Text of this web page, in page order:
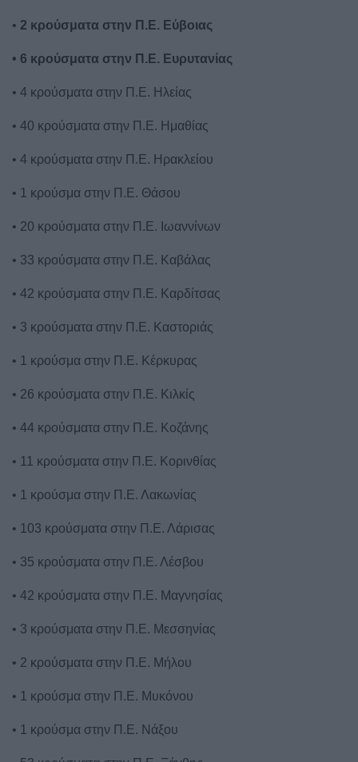
• 2 κρούσματα στην Π.Ε. Εύβοιας
• 6 κρούσματα στην Π.Ε. Ευρυτανίας
• 4 κρούσματα στην Π.Ε. Ηλείας
• 40 κρούσματα στην Π.Ε. Ημαθίας
• 4 κρούσματα στην Π.Ε. Ηρακλείου
• 1 κρούσμα στην Π.Ε. Θάσου
• 20 κρούσματα στην Π.Ε. Ιωαννίνων
• 33 κρούσματα στην Π.Ε. Καβάλας
• 42 κρούσματα στην Π.Ε. Καρδίτσας
• 3 κρούσματα στην Π.Ε. Καστοριάς
• 1 κρούσμα στην Π.Ε. Κέρκυρας
• 26 κρούσματα στην Π.Ε. Κιλκίς
• 44 κρούσματα στην Π.Ε. Κοζάνης
• 11 κρούσματα στην Π.Ε. Κορινθίας
• 1 κρούσμα στην Π.Ε. Λακωνίας
• 103 κρούσματα στην Π.Ε. Λάρισας
• 35 κρούσματα στην Π.Ε. Λέσβου
• 42 κρούσματα στην Π.Ε. Μαγνησίας
• 3 κρούσματα στην Π.Ε. Μεσσηνίας
• 2 κρούσματα στην Π.Ε. Μήλου
• 1 κρούσμα στην Π.Ε. Μυκόνου
• 1 κρούσμα στην Π.Ε. Νάξου